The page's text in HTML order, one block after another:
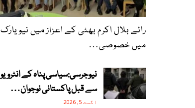
رائے بلال اکرم بھٹی کے اعزاز میں نیویارک
میں خصوصی…
نیوجرسی:سیاسی پناہ کے انٹرویو
سے قبل پاکستانی نوجوان…
اگست 5, 2026